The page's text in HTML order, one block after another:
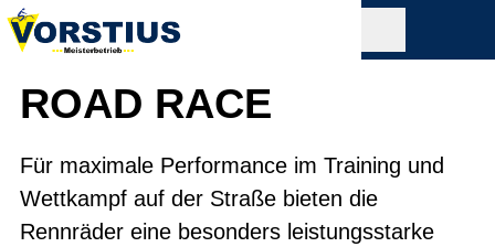
ROAD RACE
Für maximale Performance im Training und
Wettkampf auf der Straße bieten die
Rennräder eine besonders leistungsstarke